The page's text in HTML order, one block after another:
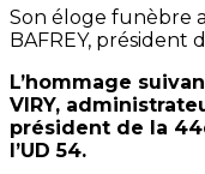
Son éloge funèbre
BAFREY, président
L’hommage
VIRY,
président de la
l’UD 54.